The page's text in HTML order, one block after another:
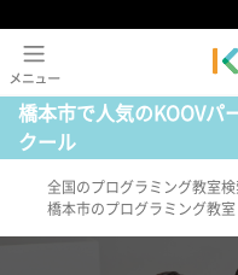
橋本市で人気のKOOVパ
クール
全国のプログラミング教室検
橋本市のプログラミング教室